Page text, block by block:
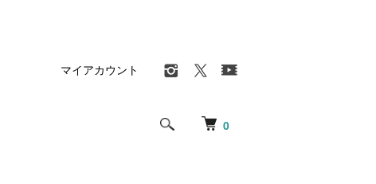
0
マイアカウント